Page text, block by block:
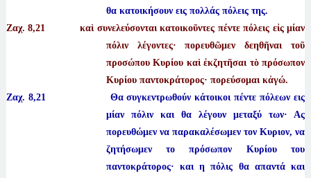
θα κατοικήσουν εις πολλάς πόλεις της.
Ζαχ. 8,21 καὶ συνελεύσονται κατοικοῦντες πέντε πόλεις εἰς μίαν
πόλιν λέγοντες· πορευθῶμεν δεηθῆναι τοῦ
προσώπου Κυρίου καὶ ἐκζητῆσαι τὸ πρόσωπον
Κυρίου παντοκράτορος· πορεύσομαι κἀγώ.
Ζαχ. 8,21 Θα συγκεντρωθούν κάτοικοι πέντε πόλεων εις
μίαν πόλιν και θα λέγουν μεταξύ των· Ας
πορευθώμεν να παρακαλέσωμεν τον Κυριον, να
ζητήσωμεν το πρόσωπον Κυρίου του
παντοκράτορος· και η πόλις θα απαντά και